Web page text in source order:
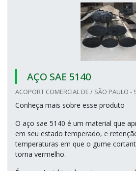
AÇO SAE 5140
ACOPORT COMERCIAL DE / SÃO PAULO -
Conheça mais sobre esse produto
O aço sae 5140 é um material que
em seu estado temperado, e
temperaturas em que o gume
torna vermelho.